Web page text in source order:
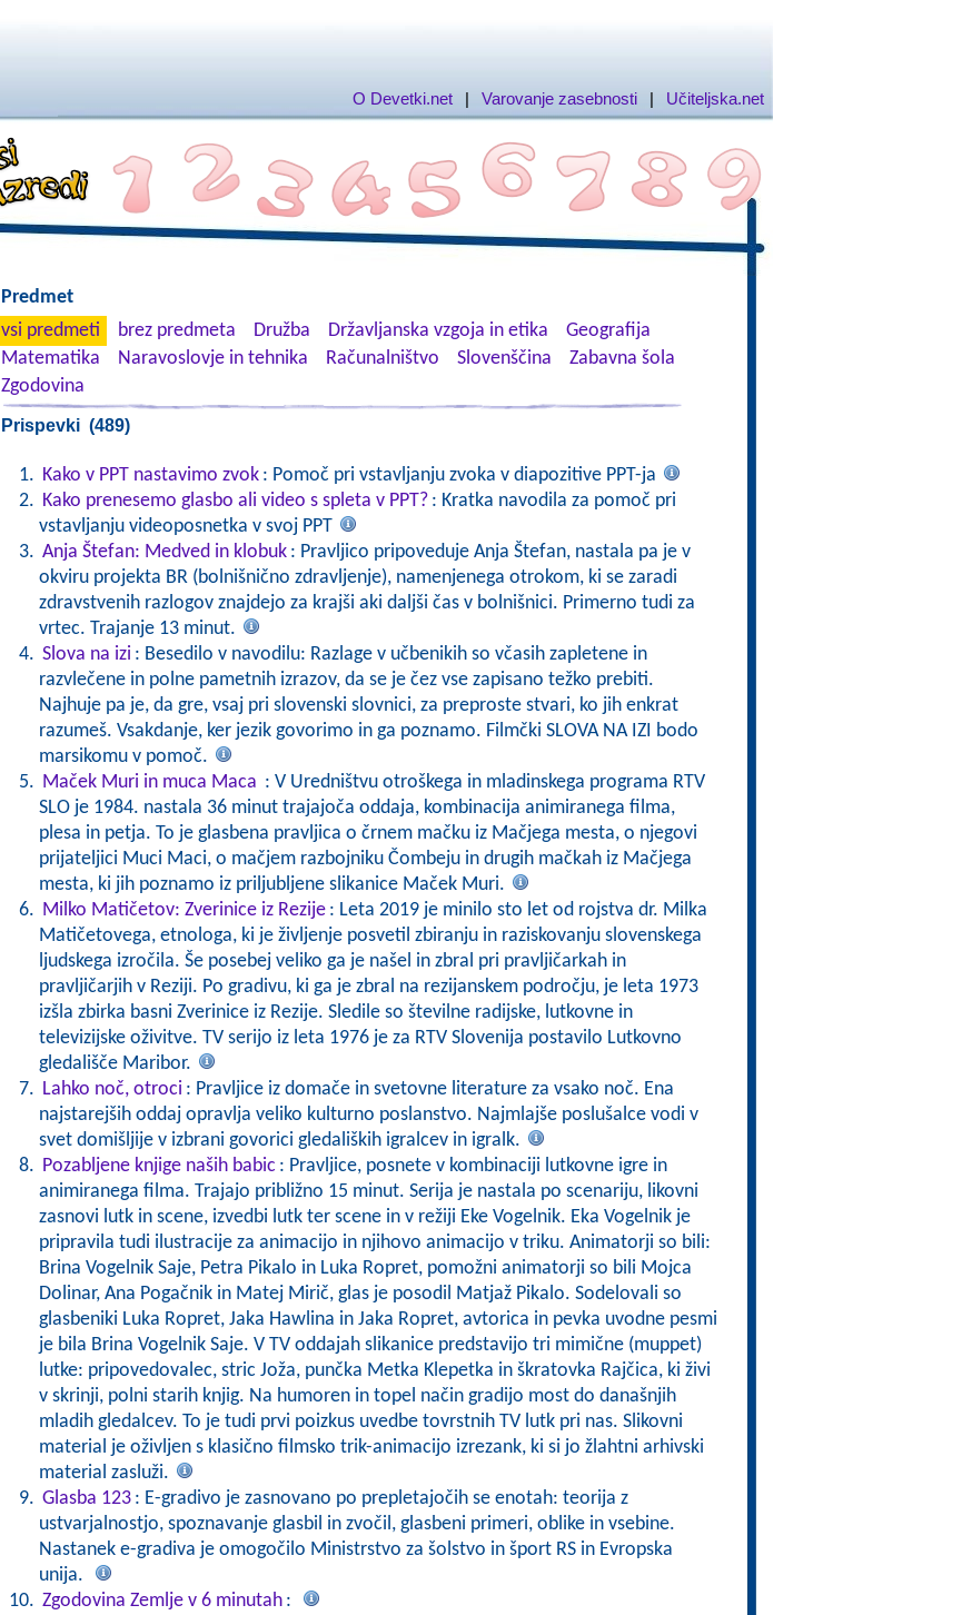
O Devetki.net | Varovanje zasebnosti | Učiteljska.net
Predmet
vsi predmeti
brez predmeta Družba Državljanska vzgoja in etika
Geografija
Matematika
Naravoslovje in tehnika Računalništvo Slovenščina
Zabavna šola
Zgodovina
Prispevki (489)
Kako v PPT nastavimo zvok : Pomoč pri vstavljanju zvoka v diapozitive PPT-ja
Kako prenesemo glasbo ali video s spleta v PPT? : Kratka navodila za pomoč pri
vstavljanju videoposnetka v svoj PPT
Anja Štefan: Medved in klobuk : Pravljico pripoveduje Anja Štefan, nastala pa je v
okviru projekta BR (bolnišnično zdravljenje), namenjenega otrokom, ki se zaradi
zdravstvenih razlogov znajdejo za krajši aki daljši čas v bolnišnici. Primerno tudi za
vrtec. Trajanje 13 minut.
Slova na izi : Besedilo v navodilu: Razlage v učbenikih so včasih zapletene in
razvlečene in polne pametnih izrazov, da se je čez vse zapisano težko prebiti.
Najhuje pa je, da gre, vsaj pri slovenski slovnici, za preproste stvari, ko jih enkrat
razumeš. Vsakdanje, ker jezik govorimo in ga poznamo. Filmčki SLOVA NA IZI bodo
marsikomu v pomoč.
Maček Muri in muca Maca : V Uredništvu otroškega in mladinskega programa RTV
SLO je 1984. nastala 36 minut trajajoča oddaja, kombinacija animiranega filma,
plesa in petja. To je glasbena pravljica o črnem mačku iz Mačjega mesta, o njegovi
prijateljici Muci Maci, o mačjem razbojniku Čombeju in drugih mačkah iz Mačjega
mesta, ki jih poznamo iz priljubljene slikanice Maček Muri.
Milko Matičetov: Zverinice iz Rezije : Leta 2019 je minilo sto let od rojstva dr. Milka
Matičetovega, etnologa, ki je življenje posvetil zbiranju in raziskovanju slovenskega
ljudskega izročila. Še posebej veliko ga je našel in zbral pri pravljičarkah in
pravljičarjih v Reziji. Po gradivu, ki ga je zbral na rezijanskem področju, je leta 1973
izšla zbirka basni Zverinice iz Rezije. Sledile so številne radijske, lutkovne in
televizijske oživitve. TV serijo iz leta 1976 je za RTV Slovenija postavilo Lutkovno
gledališče Maribor.
Lahko noč, otroci : Pravljice iz domače in svetovne literature za vsako noč. Ena
najstarejših oddaj opravlja veliko kulturno poslanstvo. Najmlajše poslušalce vodi v
svet domišljije v izbrani govorici gledaliških igralcev in igralk.
Pozabljene knjige naših babic : Pravljice, posnete v kombinaciji lutkovne igre in
animiranega filma. Trajajo približno 15 minut. Serija je nastala po scenariju, likovni
zasnovi lutk in scene, izvedbi lutk ter scene in v režiji Eke Vogelnik. Eka Vogelnik je
pripravila tudi ilustracije za animacijo in njihovo animacijo v triku. Animatorji so bili:
Brina Vogelnik Saje, Petra Pikalo in Luka Ropret, pomožni animatorji so bili Mojca
Dolinar, Ana Pogačnik in Matej Mirič, glas je posodil Matjaž Pikalo. Sodelovali so
glasbeniki Luka Ropret, Jaka Hawlina in Jaka Ropret, avtorica in pevka uvodne pesmi
je bila Brina Vogelnik Saje. V TV oddajah slikanice predstavijo tri mimične (muppet)
lutke: pripovedovalec, stric Joža, punčka Metka Klepetka in škratovka Rajčica, ki živi
v skrinji, polni starih knjig. Na humoren in topel način gradijo most do današnjih
mladih gledalcev. To je tudi prvi poizkus uvedbe tovrstnih TV lutk pri nas. Slikovni
material je oživljen s klasično filmsko trik-animacijo izrezank, ki si jo žlahtni arhivski
material zasluži.
Glasba 123 : E-gradivo je zasnovano po prepletajočih se enotah: teorija z
ustvarjalnostjo, spoznavanje glasbil in zvočil, glasbeni primeri, oblike in vsebine.
Nastanek e-gradiva je omogočilo Ministrstvo za šolstvo in šport RS in Evropska
unija.
Zgodovina Zemlje v 6 minutah :